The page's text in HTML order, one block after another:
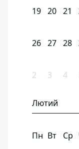
19 20 21
26 27 28
2 3 4
Лютий
Пн Вт Ср